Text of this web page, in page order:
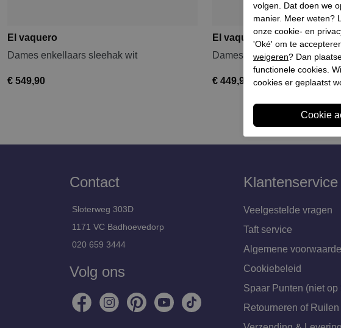
El vaquero
Dames enkellaars sleehak wit
€ 549,90
El vaquero
Dames enkellaars sleehak
€ 449,90
Contact
Sloterweg 303D
1171 VC Badhoevedorp
020 659 3444
Volg ons
Klantenservice
Veelgestelde vragen
Taft service
Algemene
Cookiebeleid
Spaar Punten (niet op
Retourneren of Ruilen
volgen. Dat doen we
manier. Meer weten?
onze cookie- en
'Oké' om te
weigeren? Dan
functionele cookies.
cookies er geplaatst